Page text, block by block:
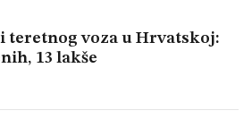
teretnog voza u Hrvatskoj:
13 lakše